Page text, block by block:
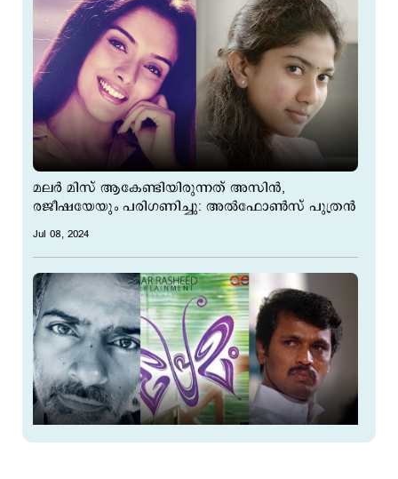
മലര്‍ മിസ് ആകേണ്ടിയിരുന്നത് അസിന്‍,
രജീഷയേയും പരിഗണിച്ചു: അല്‍ഫോണ്‍സ് പുത്രന്‍
Jul 08, 2024